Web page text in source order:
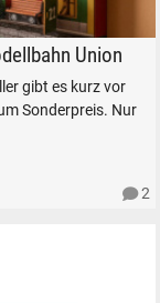
Union
Union
gibt es kurz vor
Sonderpreis. Nur
2